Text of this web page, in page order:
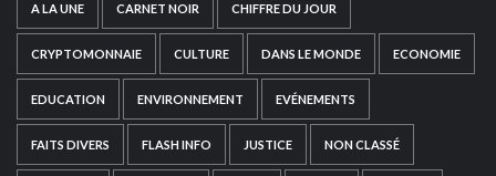
A LA UNE CARNET NOIR CHIFFRE DU JOUR
CRYPTOMONNAIE CULTURE DANS LE MONDE ECONOMIE
EDUCATION ENVIRONNEMENT EVÉNEMENTS
FAITS DIVERS FLASH INFO JUSTICE NON CLASSÉ